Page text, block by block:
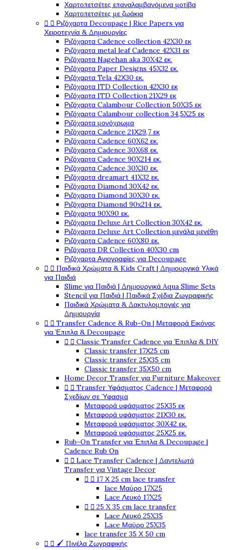
Χαρτοπετσέτες επαναλαμβανόμενα μοτίβα
Χαρτοπετσέτες με ζωάκια
  Ριζόχαρτα Decoupage | Rice Papers για
Χειροτεχνία & Δημιουργίες
Ριζόχαρτα Cadence collection 42X30 εκ
Ριζόχαρτα metal leaf Cadence 42X31 εκ
Ριζόχαρτα Nagehan aka 30X42 εκ.
Ριζόχαρτα Paper Designs 45X32 εκ.
Ριζόχαρτα Tela 42Χ30 εκ.
Ριζόχαρτα ITD Collection 42X30 εκ
Ριζόχαρτα ITD Collection 21X29 εκ
Ριζόχαρτα Calambour Collection 50X35 εκ
Ριζόχαρτα Calambour collection 34,5X25 εκ
Ριζόχαρτα μονόχρωμα
Ριζόχαρτα Cadence 21Χ29,7 εκ
Ριζόχαρτα Cadence 60X62 εκ.
Ριζόχαρτα Cadence 30X68 εκ.
Ριζόχαρτα Cadence 90X214 εκ.
Ριζόχαρτα Cadence 30X30 εκ.
Ριζόχαρτα dreamart 41X32 εκ.
Ριζόχαρτα Diamond 30X42 εκ.
Ριζόχαρτα Diamond 30X30 εκ.
Ριζόχαρτα Diamond 90x214 εκ.
Ριζόχαρτα 90X90 εκ.
Ριζόχαρτα Deluxe Art Collection 30X42 εκ.
Ριζόχαρτα Deluxe Art Collection μεγάλα μεγέθη
Ριζόχαρτα Cadence 60X80 εκ.
Ριζόχαρτα DR Collection 40X30 cm
Ριζόχαρτα Αγιογραφίες για Decoupage
  Παιδικά Χρώματα & Kids Craft | Δημιουργικά Υλικά
για Παιδιά
Slime για Παιδιά | Δημιουργικά Aqua Slime Sets
Stencil για Παιδιά | Παιδικά Σχέδια Ζωγραφικής
Παιδικά Χρώματα & Δακτυλομπογιές για
Δημιουργία
  Transfer Cadence & Rub-On | Μεταφορά Εικόνας
για Έπιπλα & Decoupage
  Classic Transfer Cadence για Έπιπλα & DIY
Classic transfer 17Χ25 cm
Classic transfer 25Χ35 cm
Classic transfer 35Χ50 cm
Home Decor Transfer για Furniture Makeover
  Transfer Υφάσματος Cadence | Μεταφορά
Σχεδίων σε Ύφασμα
Μεταφορά υφάσματος 25Χ35 εκ
Μεταφορά υφάσματος 21Χ30 εκ.
Μεταφορά υφάσματος 30Χ42 εκ.
Μεταφορά υφάσματος 25Χ25 εκ.
Rub-On Transfer για Έπιπλα & Decoupage |
Cadence Rub On
  Lace Transfer Cadence | Δαντελωτά
Transfer για Vintage Decor
  17 Χ 25 cm lace transfer
lace Μαύρο 17X25
Lace Λευκό 17X25
  25 X 35 cm lace transfer
Lace Λευκό 25X35
Lace Μαύρο 25X35
lace transfer 35 Χ 50 cm
  🖌️ Πινέλα Ζωγραφικής